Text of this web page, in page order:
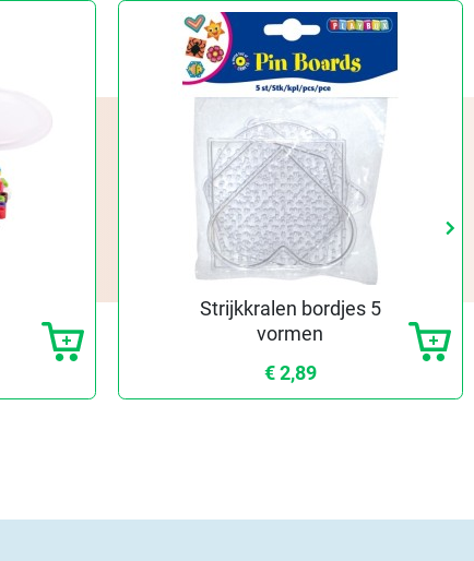
keyboard_arrow_right
keyboard_arrow_right
Strijkkralen bordjes 5
vormen
€ 2,89